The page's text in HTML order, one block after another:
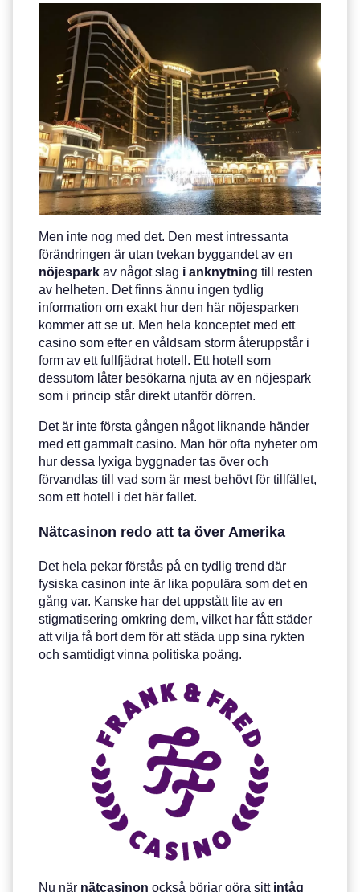
Men inte nog med det. Den mest intressanta
förändringen är utan tvekan byggandet av en
nöjespark av något slag i anknytning till resten
av helheten. Det finns ännu ingen tydlig
information om exakt hur den här nöjesparken
kommer att se ut. Men hela konceptet med ett
casino som efter en våldsam storm återuppstår i
form av ett fullfjädrat hotell. Ett hotell som
dessutom låter besökarna njuta av en nöjespark
som i princip står direkt utanför dörren.
Det är inte första gången något liknande händer
med ett gammalt casino. Man hör ofta nyheter om
hur dessa lyxiga byggnader tas över och
förvandlas till vad som är mest behövt för tillfället,
som ett hotell i det här fallet.
Nätcasinon redo att ta över Amerika
Det hela pekar förstås på en tydlig trend där
fysiska casinon inte är lika populära som det en
gång var. Kanske har det uppstått lite av en
stigmatisering omkring dem, vilket har fått städer
att vilja få bort dem för att städa upp sina rykten
och samtidigt vinna politiska poäng.
Nu när nätcasinon också börjar göra sitt intåg